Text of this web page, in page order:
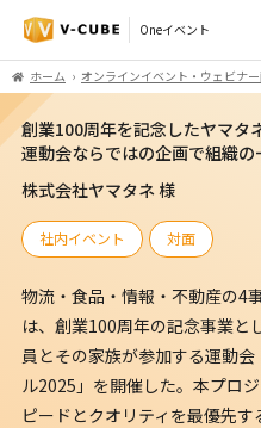
Oneイベント
ホーム オンラインイベント・ウェビナ
創業100周年を記念したヤマタ
運動会ならではの企画で組織
株式会社ヤマタネ 様
社内イベント 対面
物流・食品・情報・不動産の4
は、創業100周年の記念事業と
員とその家族が参加する運動
ル2025」を開催した。本プロ
ピードとクオリティを最優先